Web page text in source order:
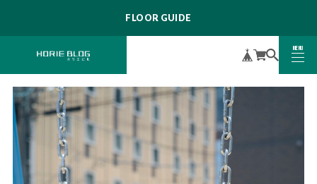
FLOOR GUIDE
MENU
CLOSE